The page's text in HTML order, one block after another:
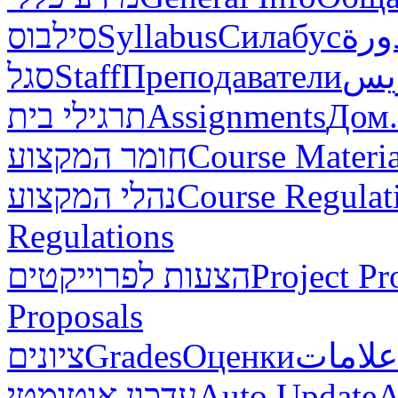
סילבוסSyllabusСилабус
סגלStaffПреподаватели
תרגילי ביתAssignmentsДом.
חומר המקצועCourse
נהלי המקצועCourse
Regulations
הצעות לפרוייקטיםProject
Proposals
ציוניםGradesОценкиعلامات